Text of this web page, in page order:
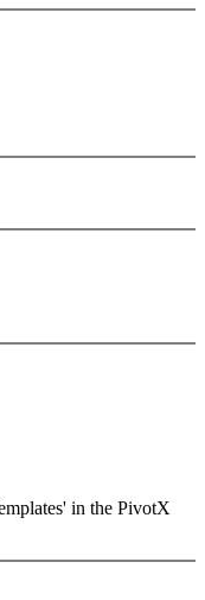
in the PivotX